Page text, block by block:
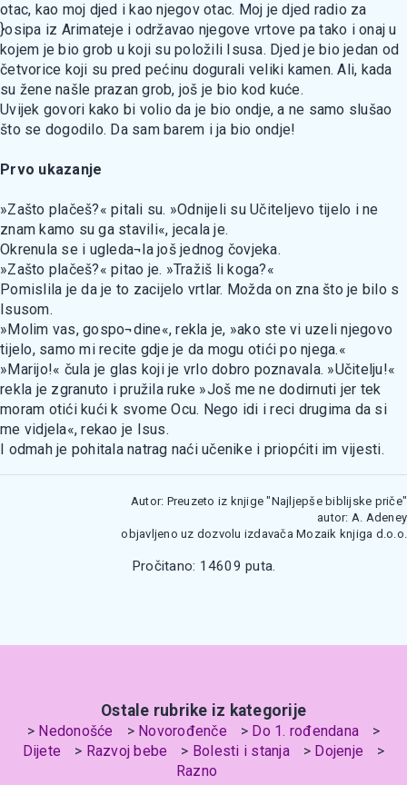
otac, kao moj djed i kao njegov otac. Moj je djed radio za
}osipa iz Arimateje i održavao njegove vrtove pa tako i onaj u
kojem je bio grob u koji su položili Isusa. Djed je bio jedan od
četvorice koji su pred pećinu dogurali veliki kamen. Ali, kada
su žene našle prazan grob, još je bio kod kuće.
Uvijek govori kako bi volio da je bio ondje, a ne samo slušao
što se dogodilo. Da sam barem i ja bio ondje!
Prvo ukazanje
»Zašto plačeš?« pitali su. »Odnijeli su Učiteljevo tijelo i ne
znam kamo su ga stavili«, jecala je.
Okrenula se i ugleda¬la još jednog čovjeka.
»Zašto plačeš?« pitao je. »Tražiš li koga?«
Pomislila je da je to zacijelo vrtlar. Možda on zna što je bilo s
Isusom.
»Molim vas, gospo¬dine«, rekla je, »ako ste vi uzeli njegovo
tijelo, samo mi recite gdje je da mogu otići po njega.«
»Marijo!« čula je glas koji je vrlo dobro poznavala. »Učitelju!«
rekla je zgranuto i pružila ruke »Još me ne dodirnuti jer tek
moram otići kući k svome Ocu. Nego idi i reci drugima da si
me vidjela«, rekao je Isus.
I odmah je pohitala natrag naći učenike i priopćiti im vijesti.
Autor: Preuzeto iz knjige "Najljepše biblijske priče"
autor: A. Adeney
objavljeno uz dozvolu izdavača Mozaik knjiga d.o.o.
Pročitano: 14609 puta.
Ostale rubrike iz kategorije
Nedonošće Novorođenče
Do 1. rođendana
Dijete
Razvoj bebe Bolesti i stanja
Dojenje
Razno